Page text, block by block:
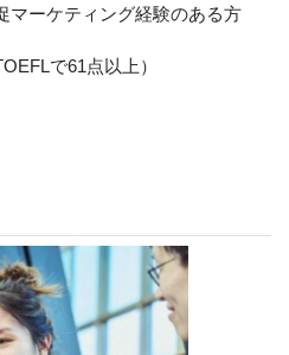
マーケティング経験のある方
で61点以上）